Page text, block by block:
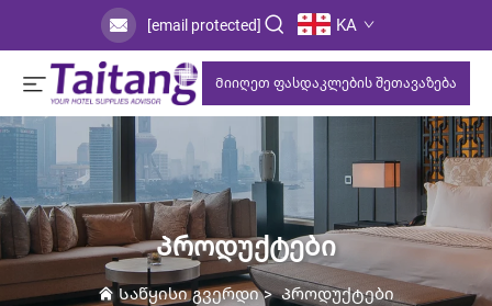
[email protected] KA
Მიიღეთ ფასდაკლების შეთავაზება
Პროდუქტები
Საწყისი გვერდი>Პროდუქტები